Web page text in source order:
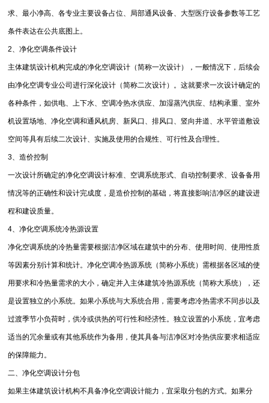
求、最小净高、各专业主要设备占位、局部通风设备、大型医疗设备参数等工艺
条件表达在公共底图上。
2、净化空调条件设计
主体建筑设计机构完成的净化空调设计（简称一次设计），一般情况下，后续会
由净化空调专业公司进行深化设计（简称二次设计）。这就要求一次设计确定的
各种条件，如供电、上下水、空调冷热水供应、加湿蒸汽供应、结构承重、室外
机设置场地、净化空调和通风机房、新风口、排风口、竖向井道、水平管道敷设
空间等具有后续二次设计、实施及使用的合规性、可行性及合理性。
3、造价控制
一次设计所确定的净化空调设计标准、空调系统形式、自动控制要求、设备备用
情况等的正确性和设计完成度，是造价控制的基础，将直接影响洁净区的建设进
程和建设质量。
4、净化空调系统冷热源设置
净化空调系统的冷热量需要根据洁净区域在建筑中的分布、使用时间、使用性质
等因素分别计算和统计。净化空调冷热源系统（简称小系统）需根据各区域的使
用要求和冷热量需求的大小，确定并入主体建筑冷热源系统（简称大系统），还
是设置独立的小系统。如果小系统与大系统合用，需要考虑冷热需求不同步以及
过渡季节小负荷时，供冷或供热的可行性和经济性。独立设置的小系统，宜考虑
适当的冗余量或有其他系统作为备用，使其具备与洁净区对冷热供应要求相适应
的保障能力。
二、净化空调设计分包
如果主体建筑设计机构不具备净化空调设计能力，宜采取分包的方式。如果分